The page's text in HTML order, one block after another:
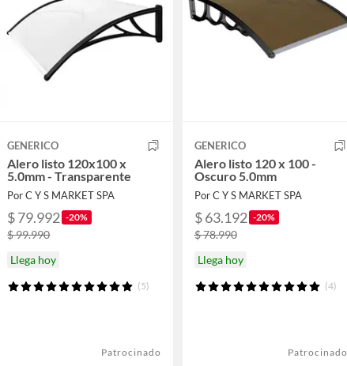
GENERICO
Alero listo 120x100 x
5.0mm - Transparente
Por C Y S MARKET SPA
$ 79.992 -20%
$ 99.990
Llega hoy
(5)
Patrocinado
GENERICO
Alero listo 120 x 100 -
Oscuro 5.0mm
Por C Y S MARKET SPA
$ 63.192 -20%
$ 78.990
Llega hoy
(4)
Patrocinado